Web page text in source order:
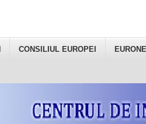
CONSILIUL EUROPEI